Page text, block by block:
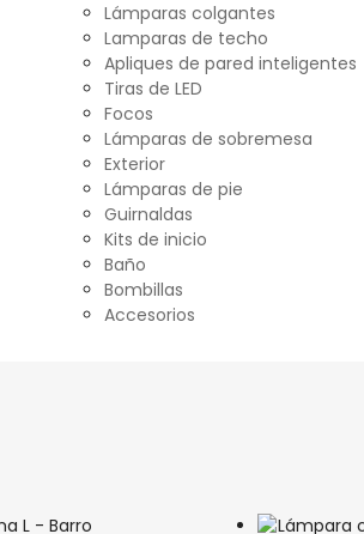
Lámparas colgantes
Lamparas de techo
Apliques de pared inteligentes
Tiras de LED
Focos
Lámparas de sobremesa
Exterior
Lámparas de pie
Guirnaldas
Kits de inicio
Baño
Bombillas
Accesorios